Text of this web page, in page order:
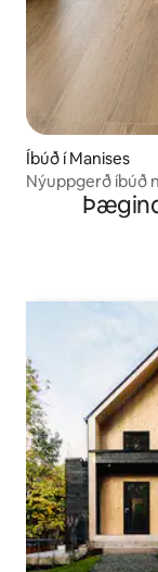
Íbúð í Manises
Nýuppgerð íbúð